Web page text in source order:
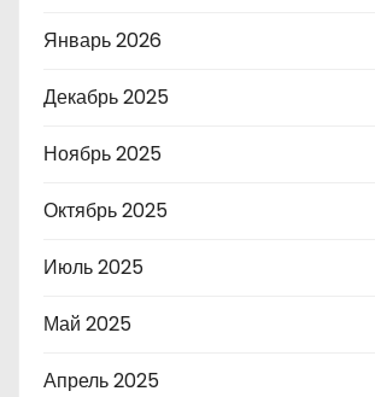
Январь 2026
Декабрь 2025
Ноябрь 2025
Октябрь 2025
Июль 2025
Май 2025
Апрель 2025